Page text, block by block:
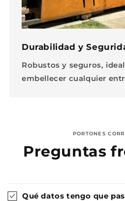
Durabilidad y
Robustos y seguros,
embellecer cualquier
PORTONES
Preguntas
Qué datos tengo que